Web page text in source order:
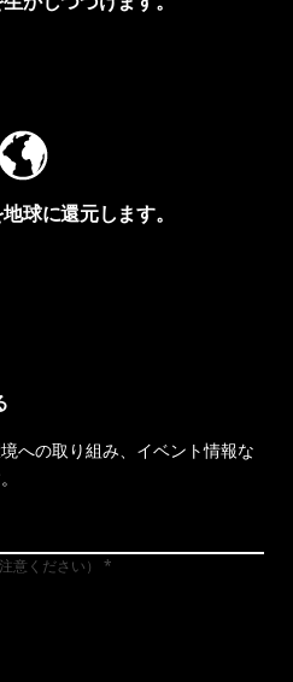
球に還元します。
への取り組み、イベント情報な
意ください）